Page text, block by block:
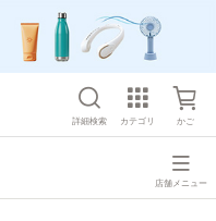
詳細検索 カテゴリ かご
店舗メニュー